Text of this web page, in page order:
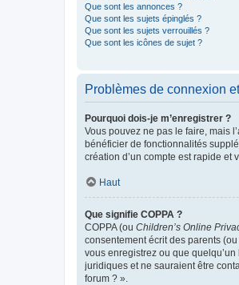
Que sont les annonces ?
Que sont les sujets épinglés ?
Que sont les sujets verrouillés ?
Que sont les icônes de sujet ?
Problèmes de connexion
Pourquoi dois-je m’enregistrer ?
Vous pouvez ne pas le faire, mais
bénéficier de fonctionnalités
création d’un compte est rapide et
Haut
Que signifie COPPA ?
COPPA (ou Children’s Online
consentement écrit des parents
vous enregistrez ou que
juridiques et ne sauraient être
forum ? ».